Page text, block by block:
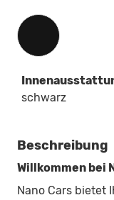
Innenausstattung
schwarz
Beschreibung
Willkommen bei
Nano Cars bietet